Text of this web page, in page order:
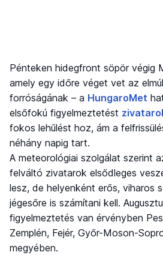
Pénteken hidegfront söpör végig
amely egy időre véget vet az
forróságának – a HungaroMet
elsőfokú figyelmeztetést
fokos lehűlést hoz, ám a
néhány napig tart.
A meteorológiai szolgálat szerint
felváltó zivatarok elsődleges
lesz, de helyenként erős, viharos
jégesőre is számítani kell.
figyelmeztetés van érvényben
Zemplén, Fejér, Győr-Moson-
megyében.